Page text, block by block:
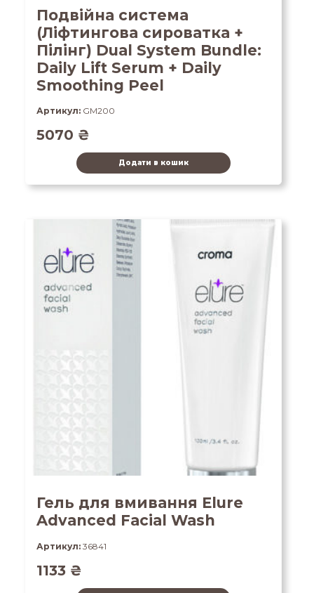
Подвійна система
(Ліфтингова сироватка +
Пілінг) Dual System Bundle:
Daily Lift Serum + Daily
Smoothing Peel
Артикул: GM200
5070 ₴
Додати в кошик
Гель для вмивання Elure
Advanced Facial Wash
Артикул: 36841
1133 ₴